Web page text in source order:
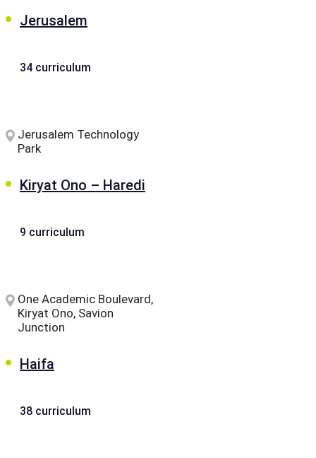
Jerusalem
34 curriculum
Jerusalem Technology
Park
Kiryat Ono – Haredi
9 curriculum
One Academic Boulevard,
Kiryat Ono, Savion
Junction
Haifa
38 curriculum